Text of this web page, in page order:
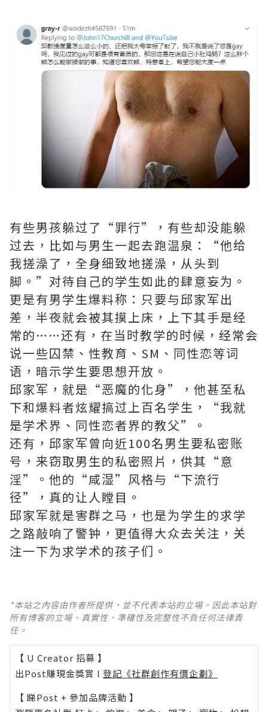
有些男孩躲过了“罪行”，有些却没能躲
过去，比如与男生一起去跑温泉：“他给
我搓澡了，全身细致地搓澡，从头到
脚。”对待自己的学生如此的肆意妄为。
更是有男学生爆料称：只要与邱家军出
差，半夜就会被其摸上床，上下其手是经
常的……还有，在当时教学的时候，经常会
说一些囚禁、性教育、SM、同性恋等词
语，暗示学生要思想开放。
邱家军，就是“恶魔的化身”，他甚至私
下和爆料者炫耀搞过上百名学生，“我就
是学术界、同性恋者界的教父”。
还有，邱家军曾向近100名男生要私密账
号，来窃取男生的私密照片，供其“意
淫”。他的“咸湿”风格与“下流行
径”，真的让人瞠目。
邱家军就是害群之马，也是为学生的求学
之路敲响了警钟，更值得大众去关注，关
注一下为求学术的孩子们。
*本站之內容由作者所提供，並不代表本站的立場。因此本站對
所有博客的立場、真實性、準確性及完整性不負任何法律責
任。
【 U Creator 招募 】
出Post賺現金獎賞 l 登記《社群創作有價企劃》
【 睇Post + 參加品牌活動 】